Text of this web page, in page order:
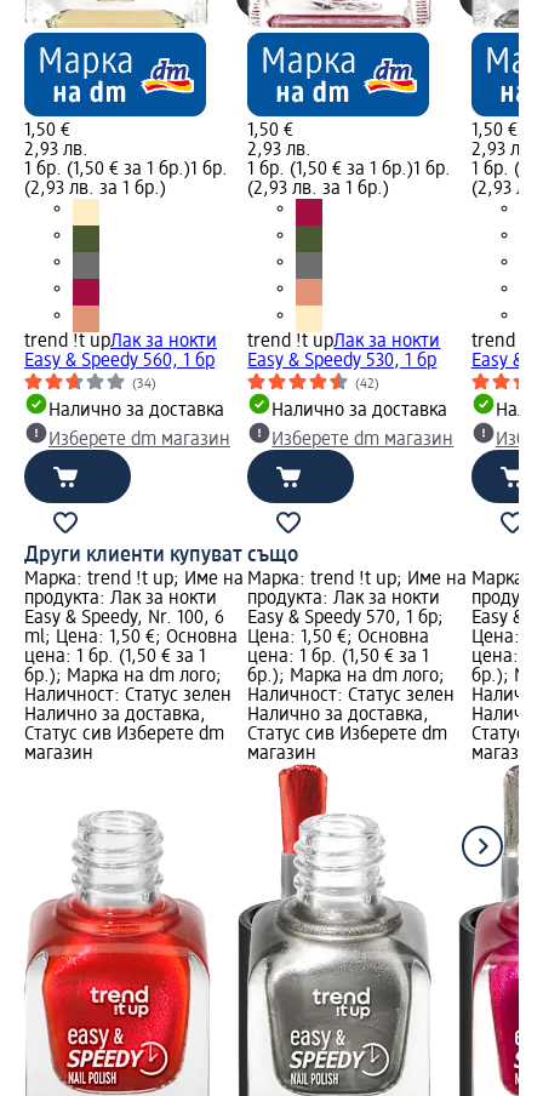
1,50 €
2,93 лв.
1 бр. (1,50 € за 1 бр.)1 бр.
(2,93 лв. за 1 бр.)
trend !t upЛак за нокти
Easy & Speedy 560, 1 бр
(34)
Налично за доставка
Изберете dm магазин
1,50 €
2,93 лв.
1 бр. (1,50 € за 1 бр.)1 бр.
(2,93 лв. за 1 бр.)
trend !t upЛак за нокти
Easy & Speedy 530, 1 бр
(42)
Налично за доставка
Изберете dm магазин
1,50 €
2,93 лв.
1 бр.
(2,93
trend !t
Easy &
Други клиенти купуват също
Марка: trend !t up; Име на
продукта: Лак за нокти
Easy & Speedy, Nr. 100, 6
ml; Цена: 1,50 €; Основна
цена: 1 бр. (1,50 € за 1
бр.); Марка на dm лого;
Наличност: Статус зелен
Налично за доставка,
Статус сив Изберете dm
магазин
Марка: trend !t up; Име на
продукта: Лак за нокти
Easy & Speedy 570, 1 бр;
Цена: 1,50 €; Основна
цена: 1 бр. (1,50 € за 1
бр.); Марка на dm лого;
Наличност: Статус зелен
Налично за доставка,
Статус сив Изберете dm
магазин
Марка:
Easy &
Цена:
цена: 1
бр.);
Статус
магазин